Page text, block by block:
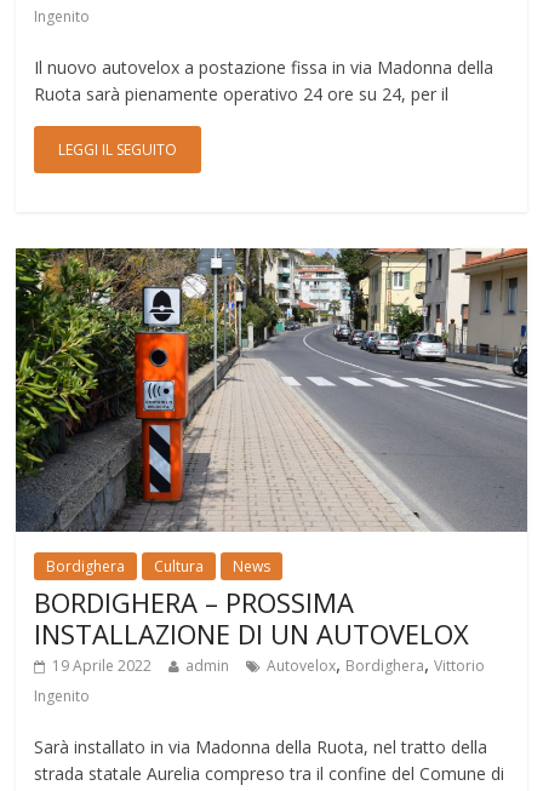
Ingenito
Il nuovo autovelox a postazione fissa in via Madonna della
Ruota sarà pienamente operativo 24 ore su 24, per il
LEGGI IL SEGUITO
Bordighera Cultura News
BORDIGHERA – PROSSIMA
INSTALLAZIONE DI UN AUTOVELOX
19 Aprile 2022 admin Autovelox, Bordighera,Vittorio
Ingenito
Sarà installato in via Madonna della Ruota, nel tratto della
strada statale Aurelia compreso tra il confine del Comune di